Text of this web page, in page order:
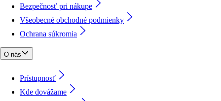
Bezpečnosť pri nákupe
Všeobecné obchodné podmienky
Ochrana súkromia
O nás
Prístupnosť
Kde dovážame